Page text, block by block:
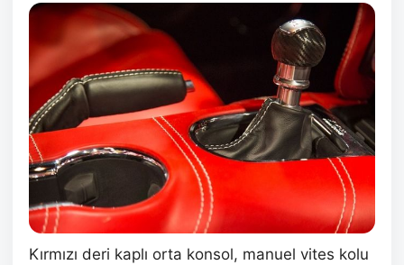
Kırmızı deri kaplı orta konsol, manuel vites kolu